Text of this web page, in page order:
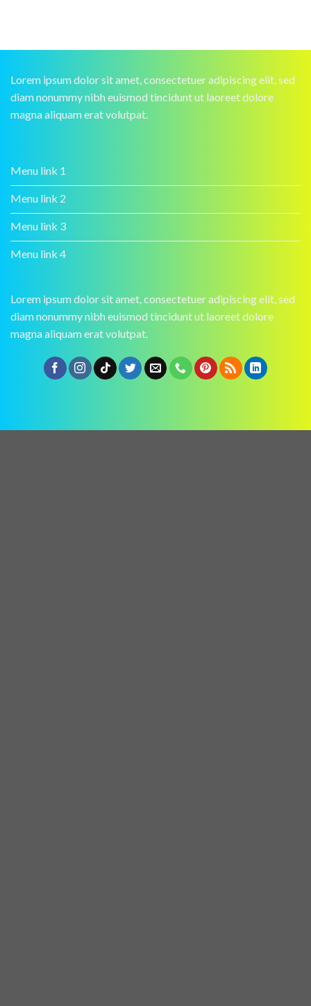
Lorem ipsum dolor sit amet, consectetuer adipiscing elit, sed
diam nonummy nibh euismod tincidunt ut laoreet dolore
magna aliquam erat volutpat.
Menu link 1
Menu link 2
Menu link 3
Menu link 4
Lorem ipsum dolor sit amet, consectetuer adipiscing elit, sed
diam nonummy nibh euismod tincidunt ut laoreet dolore
magna aliquam erat volutpat.